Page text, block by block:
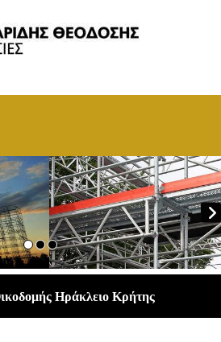
Ηράκλειο Κρήτης